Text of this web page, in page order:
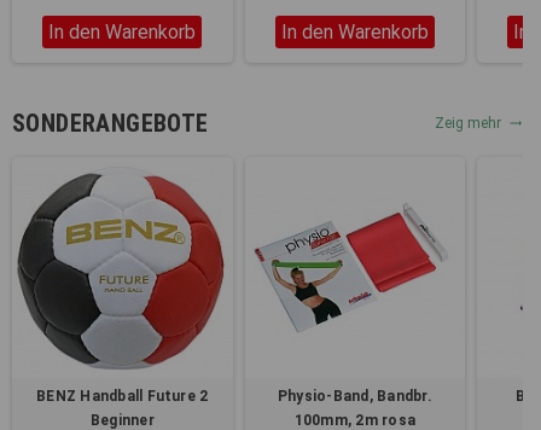
In den Warenkorb
In den Warenkorb
In
SONDERANGEBOTE Zeig mehr
BENZ Handball Future 2
Beginner
Physio-Band, Bandbr.
100mm, 2m rosa